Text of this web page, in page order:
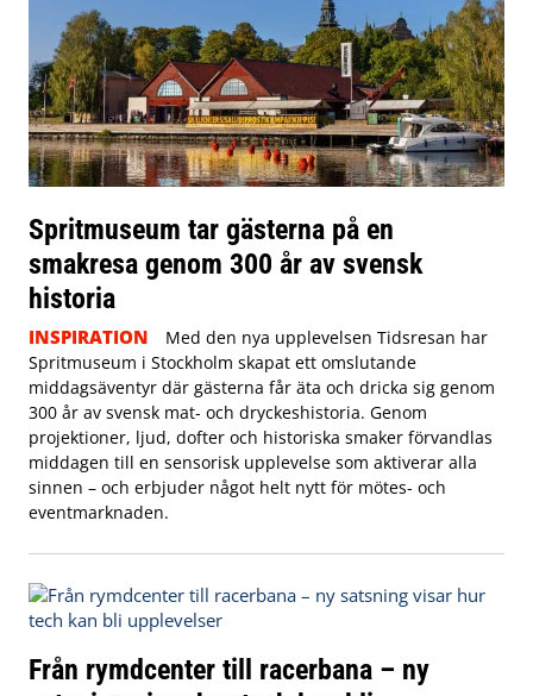
Spritmuseum tar gästerna på en
smakresa genom 300 år av svensk
historia
INSPIRATION
Med den nya upplevelsen Tidsresan har
Spritmuseum i Stockholm skapat ett omslutande
middagsäventyr där gästerna får äta och dricka sig genom
300 år av svensk mat- och dryckeshistoria. Genom
projektioner, ljud, dofter och historiska smaker förvandlas
middagen till en sensorisk upplevelse som aktiverar alla
sinnen – och erbjuder något helt nytt för mötes- och
eventmarknaden.
Från rymdcenter till racerbana – ny